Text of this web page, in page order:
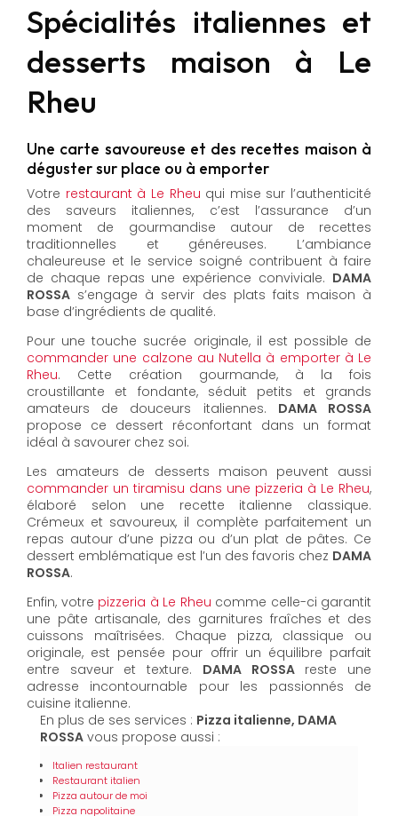
Spécialités italiennes et
desserts maison à Le
Rheu
Une carte savoureuse et des recettes maison à
déguster sur place ou à emporter
Votre restaurant à Le Rheu qui mise sur l’authenticité
des saveurs italiennes, c’est l’assurance d’un
moment de gourmandise autour de recettes
traditionnelles et généreuses. L’ambiance
chaleureuse et le service soigné contribuent à faire
de chaque repas une expérience conviviale. DAMA
ROSSA s’engage à servir des plats faits maison à
base d’ingrédients de qualité.
Pour une touche sucrée originale, il est possible de
commander une calzone au Nutella à emporter à Le
Rheu. Cette création gourmande, à la fois
croustillante et fondante, séduit petits et grands
amateurs de douceurs italiennes. DAMA ROSSA
propose ce dessert réconfortant dans un format
idéal à savourer chez soi.
Les amateurs de desserts maison peuvent aussi
commander un tiramisu dans une pizzeria à Le Rheu,
élaboré selon une recette italienne classique.
Crémeux et savoureux, il complète parfaitement un
repas autour d’une pizza ou d’un plat de pâtes. Ce
dessert emblématique est l’un des favoris chez DAMA
ROSSA.
Enfin, votre pizzeria à Le Rheu comme celle-ci garantit
une pâte artisanale, des garnitures fraîches et des
cuissons maîtrisées. Chaque pizza, classique ou
originale, est pensée pour offrir un équilibre parfait
entre saveur et texture. DAMA ROSSAreste une
adresse incontournable pour les passionnés de
cuisine italienne.
En plus de ses services : Pizza italienne, DAMA
ROSSA vous propose aussi :
Italien restaurant
Restaurant italien
Pizza autour de moi
Pizza napolitaine